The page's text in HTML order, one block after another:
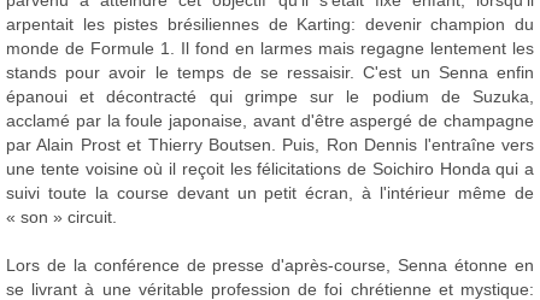
arpentait les pistes brésiliennes de Karting: devenir champion du
monde de Formule 1. Il fond en larmes mais regagne lentement les
stands pour avoir le temps de se ressaisir. C'est un Senna enfin
épanoui et décontracté qui grimpe sur le podium de Suzuka,
acclamé par la foule japonaise, avant d'être aspergé de champagne
par Alain Prost et Thierry Boutsen. Puis, Ron Dennis l'entraîne vers
une tente voisine où il reçoit les félicitations de Soichiro Honda qui a
suivi toute la course devant un petit écran, à l'intérieur même de
« son » circuit.
Lors de la conférence de presse d'après-course, Senna étonne en
se livrant à une véritable profession de foi chrétienne et mystique: